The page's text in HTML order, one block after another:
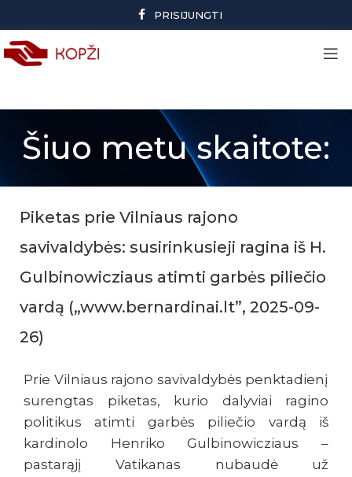
PRISIJUNGTI
Šiuo metu skaitote:
Piketas prie Vilniaus rajono
savivaldybės: susirinkusieji ragina iš H.
Gulbinowicziaus atimti garbės piliečio
vardą („www.bernardinai.lt”, 2025-09-
26)
Prie Vilniaus rajono savivaldybės penktadienį
surengtas piketas, kurio dalyviai ragino
politikus atimti garbės piliečio vardą iš
kardinolo Henriko Gulbinowicziaus –
pastarąjį Vatikanas nubaudė už